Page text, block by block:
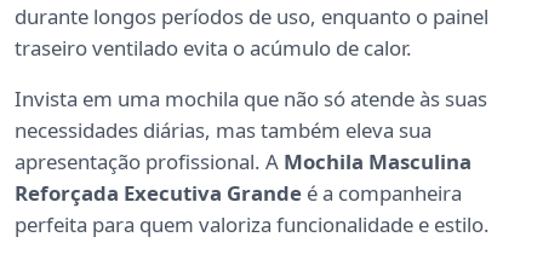
durante longos períodos de uso, enquanto o painel
traseiro ventilado evita o acúmulo de calor.
Invista em uma mochila que não só atende às suas
necessidades diárias, mas também eleva sua
apresentação profissional. A Mochila Masculina
Reforçada Executiva Grande é a companheira
perfeita para quem valoriza funcionalidade e estilo.